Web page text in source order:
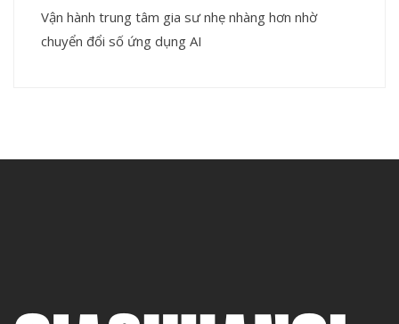
Vận hành trung tâm gia sư nhẹ nhàng hơn nhờ
chuyển đổi số ứng dụng AI